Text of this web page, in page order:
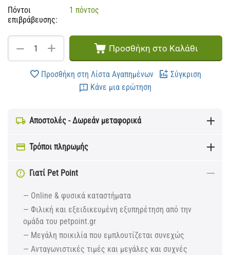
Πόντοι
επιβράβευσης:
1 πόντος
+
− Προσθήκη στο Καλάθι
Προσθήκη στη Λίστα Αγαπημένων
Σύγκριση
Κάνε μια ερώτηση
Αποστολές - Δωρεάν μεταφορικά
Τρόποι πληρωμής
Γιατί Pet Point
— Online & φυσικά καταστήματα
— Φιλική και εξειδικευμένη εξυπηρέτηση από την
ομάδα του petpoint.gr
— Μεγάλη ποικιλία που εμπλουτίζεται συνεχώς
— Ανταγωνιστικές τιμές και μεγάλες και συχνές